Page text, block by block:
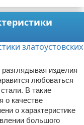
изделия
любоваться
В такие
о качестве
о характеристике
большого